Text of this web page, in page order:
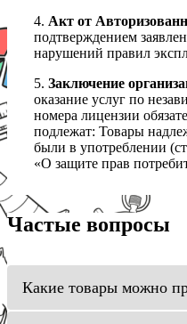
4. Акт от
подтверждением
нарушений правил
5. Заключение
оказание услуг по
номера лицензии
подлежат: Товары
были в употреблении
«О защите прав
Частые вопросы
Какие товары можно